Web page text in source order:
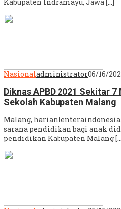
Kabupaten Indramayu, Jawa […]
Nasionaladministrator06/16/
Diknas APBD 2021 Sekitar
Sekolah Kabupaten Malang
Malang,
sarana pendidikan bagi anak
pendidikan Kabupaten Malang